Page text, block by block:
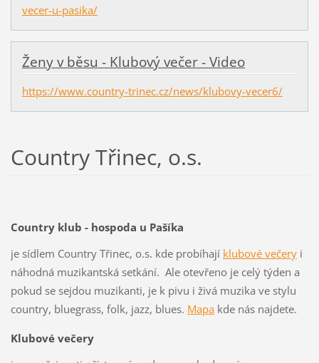
vecer-u-pasika/
Ženy v běsu - Klubový večer - Video
https://www.country-trinec.cz/news/klubovy-vecer6/
Country Třinec, o.s.
Country klub - hospoda u Pašíka
je sídlem Country Třinec, o.s. kde probíhají klubové večeryi
náhodná muzikantská setkání. Ale otevřeno je celý týden a
pokud se sejdou muzikanti, je k pivu i živá muzika ve stylu
country, bluegrass, folk, jazz, blues. Mapakde nás najdete.
Klubové večery